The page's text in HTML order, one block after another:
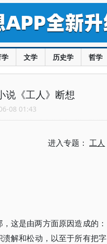
文学 历史学 哲学
《工人》断想
08 01:43
进入专题： 工人
这是由两方面原因造成的：
解和松动，以至于所有把字